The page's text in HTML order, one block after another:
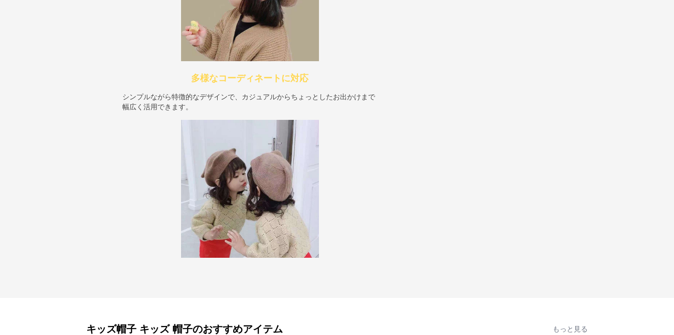
多様なコーディネートに対応
シンプルながら特徴的なデザインで、カジュアルからちょっとしたお出かけまで
幅広く活用できます。
キッズ帽子 キッズ 帽子のおすすめアイテム もっと見る